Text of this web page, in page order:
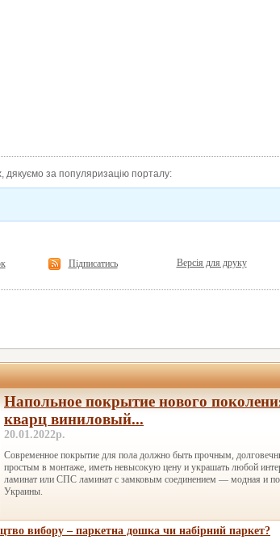
дякуємо за популяризацію порталу:
Підписатись Версія для друку
Напольное покрытие нового
кварц виниловый...
20.01.2022р.
Современное покрытие для пола должно быть прочным,
простым в монтаже, иметь невысокую цену и украшать любой
ламинат или СПС ламинат с замковым соединением — модная и
Украины.
вибору – паркетна дошка чи набірний паркет?